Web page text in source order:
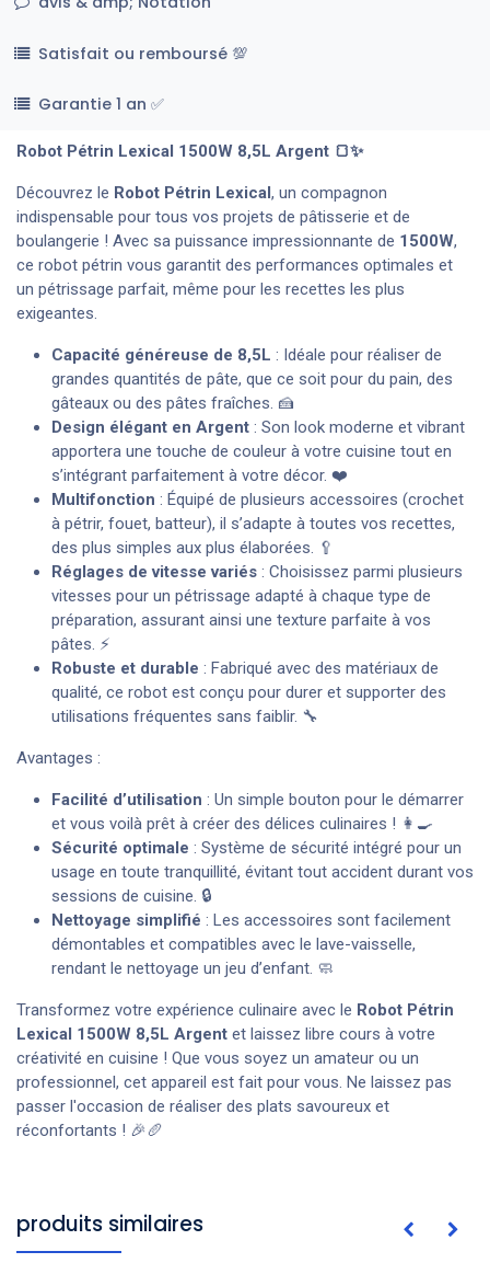
Satisfait ou remboursé 💯
Garantie 1 an ✅
Robot Pétrin Lexical 1500W 8,5L Argent 🍞✨
Découvrez le Robot Pétrin Lexical, un compagnon
indispensable pour tous vos projets de pâtisserie et de
boulangerie ! Avec sa puissance impressionnante de 1500W,
ce robot pétrin vous garantit des performances optimales et
un pétrissage parfait, même pour les recettes les plus
exigeantes.
Capacité généreuse de 8,5L : Idéale pour réaliser de
grandes quantités de pâte, que ce soit pour du pain, des
gâteaux ou des pâtes fraîches. 🍰
Design élégant en Argent : Son look moderne et vibrant
apportera une touche de couleur à votre cuisine tout en
s’intégrant parfaitement à votre décor. ❤️
Multifonction : Équipé de plusieurs accessoires (crochet
à pétrir, fouet, batteur), il s’adapte à toutes vos recettes,
des plus simples aux plus élaborées. 🥄
Réglages de vitesse variés : Choisissez parmi plusieurs
vitesses pour un pétrissage adapté à chaque type de
préparation, assurant ainsi une texture parfaite à vos
pâtes. ⚡
Robuste et durable : Fabriqué avec des matériaux de
qualité, ce robot est conçu pour durer et supporter des
utilisations fréquentes sans faiblir. 🔧
Avantages :
Facilité d’utilisation : Un simple bouton pour le démarrer
et vous voilà prêt à créer des délices culinaires ! 👩‍🍳
Sécurité optimale : Système de sécurité intégré pour un
usage en toute tranquillité, évitant tout accident durant vos
sessions de cuisine. 🔒
Nettoyage simplifié : Les accessoires sont facilement
démontables et compatibles avec le lave-vaisselle,
rendant le nettoyage un jeu d’enfant. 🧼
Transformez votre expérience culinaire avec le Robot Pétrin
Lexical 1500W 8,5L Argent et laissez libre cours à votre
créativité en cuisine ! Que vous soyez un amateur ou un
professionnel, cet appareil est fait pour vous. Ne laissez pas
passer l'occasion de réaliser des plats savoureux et
réconfortants ! 🎉🥖
produits similaires